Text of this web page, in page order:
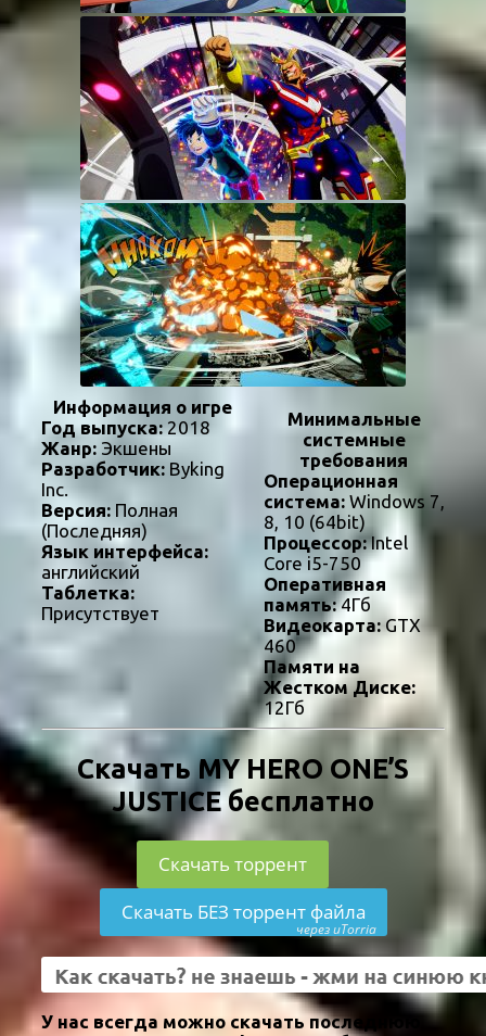
Информация о игре
Год выпуска:2018
Жанр: Экшены
Разработчик: Byking
Inc.
Версия: Полная
(Последняя)
Язык интерфейса:
английский
Таблетка:
Присутствует
Минимальные
системные
требования
Операционная
система:Windows 7,
8, 10 (64bit)
Процессор:Intel
Core i5-750
Оперативная
память:4Гб
Видеокарта:GTX
460
Памяти на
Жестком Диске:
12Гб
Скачать MY HERO ONE’S
JUSTICE бесплатно
Скачать торрент
Скачать БЕЗ торрент файла
через uTorria
У нас всегда можно скачать последнюю